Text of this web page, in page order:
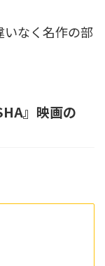
なく名作の部
』映画の